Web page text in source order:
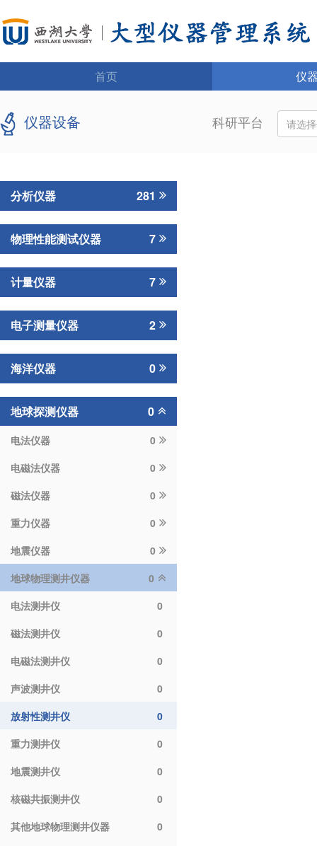
首页 仪
仪器设备 科研平台 请选
分析仪器 281
物理性能测试仪器 7
计量仪器 7
电子测量仪器 2
海洋仪器 0
地球探测仪器 0
电法仪器
0
电磁法仪器
0
磁法仪器
0
重力仪器
0
地震仪器
0
地球物理测井仪器
0
电法测井仪
0
磁法测井仪
0
电磁法测井仪
0
声波测井仪
0
放射性测井仪
0
重力测井仪
0
地震测井仪
0
核磁共振测井仪
0
其他地球物理测井仪器
0